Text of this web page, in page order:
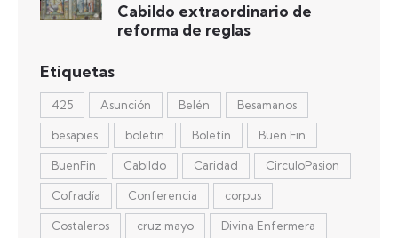
Cabildo extraordinario de
reforma de reglas
Etiquetas
425 Asunción Belén Besamanos
besapies boletin Boletín Buen Fin
BuenFin Cabildo Caridad CirculoPasion
Cofradía Conferencia corpus
Costaleros cruz mayo Divina Enfermera